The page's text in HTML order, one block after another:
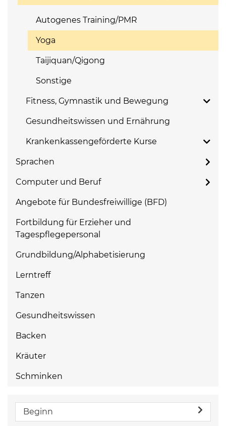
Autogenes Training/PMR
Yoga
Taijiquan/Qigong
Sonstige
Fitness, Gymnastik und Bewegung
Gesundheitswissen und Ernährung
Krankenkassengeförderte Kurse
Sprachen
Computer und Beruf
Angebote für Bundesfreiwillige (BFD)
Fortbildung für Erzieher und
Tagespflegepersonal
Grundbildung/Alphabetisierung
Lerntreff
Tanzen
Gesundheitswissen
Backen
Kräuter
Schminken
Beginn